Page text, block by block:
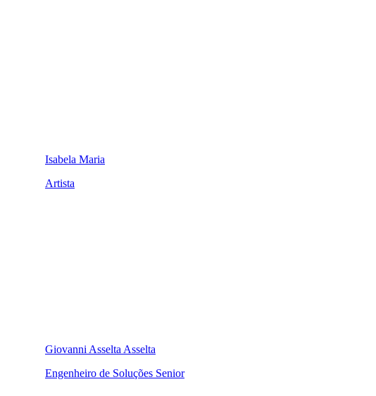
Isabela Maria
Artista
Giovanni Asselta Asselta
Engenheiro de Soluções Senior